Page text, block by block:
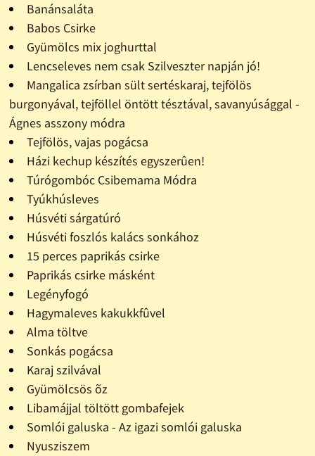
Banánsaláta
Babos Csirke
Gyümölcs mix joghurttal
Lencseleves nem csak Szilveszter napján jó!
Mangalica zsírban sült sertéskaraj, tejfölös
burgonyával, tejföllel öntött tésztával, savanyúsággal -
Ágnes asszony módra
Tejfölös, vajas pogácsa
Házi kechup készítés egyszerûen!
Túrógombóc Csibemama Módra
Tyúkhúsleves
Húsvéti sárgatúró
Húsvéti foszlós kalács sonkához
15 perces paprikás csirke
Paprikás csirke másként
Legényfogó
Hagymaleves kakukkfûvel
Alma töltve
Sonkás pogácsa
Karaj szilvával
Gyümölcsös õz
Libamájjal töltött gombafejek
Somlói galuska - Az igazi somlói galuska
Nyusziszem